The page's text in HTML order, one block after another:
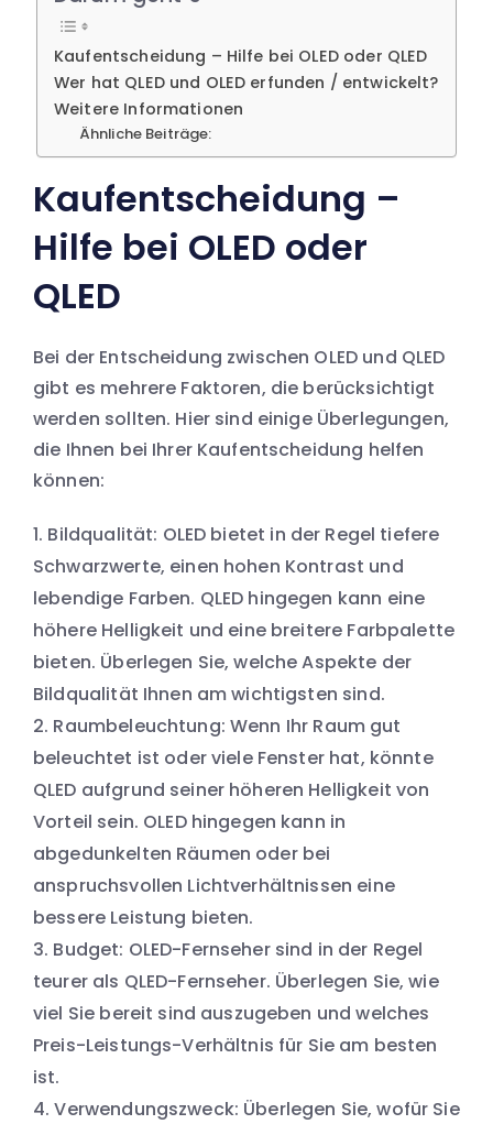
Kaufentscheidung – Hilfe bei OLED oder QLED
Wer hat QLED und OLED erfunden / entwickelt?
Weitere Informationen
Ähnliche Beiträge:
Kaufentscheidung –
Hilfe bei OLED oder
QLED
Bei der Entscheidung zwischen OLED und QLED
gibt es mehrere Faktoren, die berücksichtigt
werden sollten. Hier sind einige Überlegungen,
die Ihnen bei Ihrer Kaufentscheidung helfen
können:
Bildqualität: OLED bietet in der Regel tiefere
Schwarzwerte, einen hohen Kontrast und
lebendige Farben. QLED hingegen kann eine
höhere Helligkeit und eine breitere Farbpalette
bieten. Überlegen Sie, welche Aspekte der
Bildqualität Ihnen am wichtigsten sind.
Raumbeleuchtung: Wenn Ihr Raum gut
beleuchtet ist oder viele Fenster hat, könnte
QLED aufgrund seiner höheren Helligkeit von
Vorteil sein. OLED hingegen kann in
abgedunkelten Räumen oder bei
anspruchsvollen Lichtverhältnissen eine
bessere Leistung bieten.
Budget: OLED-Fernseher sind in der Regel
teurer als QLED-Fernseher. Überlegen Sie, wie
viel Sie bereit sind auszugeben und welches
Preis-Leistungs-Verhältnis für Sie am besten
ist.
Verwendungszweck: Überlegen Sie, wofür Sie